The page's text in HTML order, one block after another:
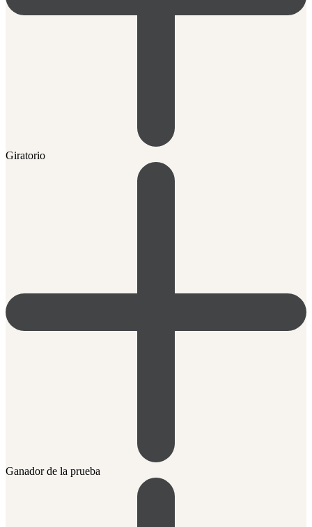
Giratorio
Ganador de la prueba